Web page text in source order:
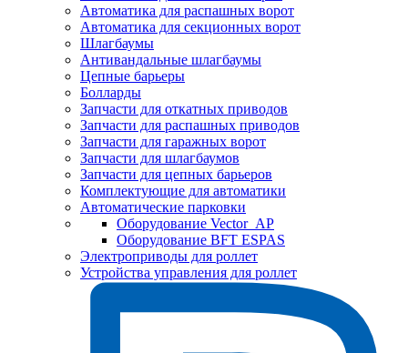
Автоматика для распашных ворот
Автоматика для секционных ворот
Шлагбаумы
Антивандальные шлагбаумы
Цепные барьеры
Болларды
Запчасти для откатных приводов
Запчасти для распашных приводов
Запчасти для гаражных ворот
Запчасти для шлагбаумов
Запчасти для цепных барьеров
Комплектующие для автоматики
Автоматические парковки
Оборудование Vector_AP
Оборудование BFT ESPAS
Электроприводы для роллет
Устройства управления для роллет